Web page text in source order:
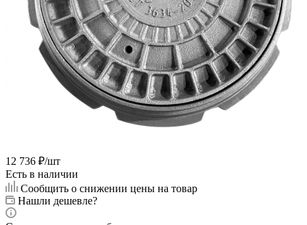
12 736 ₽/шт
Есть в наличии
Сообщить о снижении цены на товар
Нашли дешевле?